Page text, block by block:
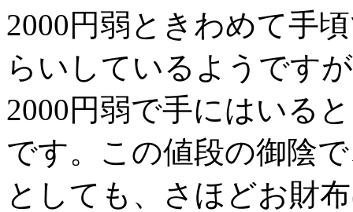
2000円弱ときわめて手
らいしているようです
2000円弱で手にはいる
です。この値段の御陰
としても、さほどお財